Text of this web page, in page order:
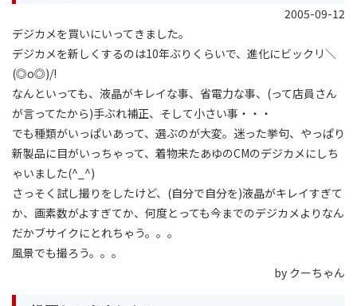
2005-09-12
デジカメを買いにいってきました。
デジカメを新しくするのは10年ぶりくらいで、進化にビックリ＼
(◎o◎)/!
なんといっても、液晶がキレイな事、省電力な事、(って店員さん
が言ってたから)手ぶれ補正、そして小さい事・・・
でも種類がいっぱいあって、選ぶのが大変。迷った挙句、やっぱり
新製品に目がいっちゃって、着物来たあゆのCMのデジカメにしち
ゃいました(^_^)
さっそく試し撮りをしたけど、(自分で自分を)液晶がキレイすぎて
か、画素数がよすぎてか、何度とっても今までのデジカメよりなん
だかブサイクにとれちゃう。。。
風景でも撮ろう。。。
by クーちゃん